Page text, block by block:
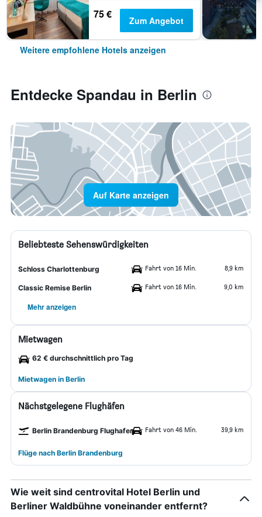
75 € Zum Angebot
Weitere empfohlene Hotels anzeigen
Entdecke Spandau in Berlin
Auf Karte anzeigen
Beliebteste Sehenswürdigkeiten
Schloss Charlottenburg Fahrt von 16 Min. 8,9 km
Classic Remise Berlin Fahrt von 16 Min. 9,0 km
Mehr anzeigen
Mietwagen
62 € durchschnittlich pro Tag
Mietwagen in Berlin
Nächstgelegene Flughäfen
Berlin Brandenburg Flughafen Fahrt von 46 Min. 39,9 km
Flüge nach Berlin Brandenburg
Wie weit sind centrovital Hotel Berlin und
Berliner Waldbühne voneinander entfernt?